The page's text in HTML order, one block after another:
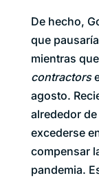
De hecho,
que
mientras
contractors
agosto.
alrededor
excederse
compensar
pandemia.